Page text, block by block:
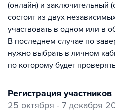
(онлайн) и заключительный
состоит из двух
участвовать в одном или в
В последнем случае по
нужно выбрать в личном
по которому будет
регистрация участников
25 октября - 7 декабря